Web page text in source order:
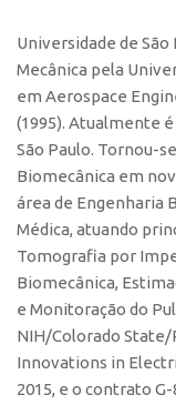
PGI-USP
Conexão
Leis e Normas
Portal do
Editais
Pesquisa na USP
EMBRAPIIs
CEPIDs
Universidade de
Mecânica pela
em Aerospace
(1995). Atualmente
São Paulo. Tornou-
Biomecânica em
área de Engenharia
Médica, atuando
Tomografia por
Biomecânica,
e Monitoração do
NIH/Colorado
Innovations in
2015, e o contrato